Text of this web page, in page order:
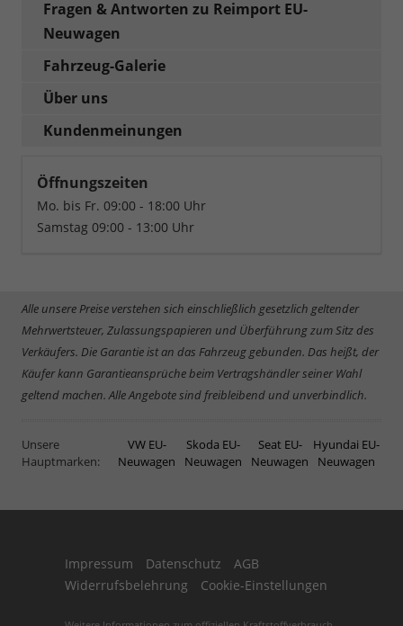
Fragen & Antworten zu Reimport EU-
Neuwagen
Fahrzeug-Galerie
Über uns
Kundenmeinungen
Öffnungszeiten
Mo. bis Fr. 09:00 - 18:00 Uhr
Samstag 09:00 - 13:00 Uhr
Alle unsere Preise verstehen sich einschließlich gesetzlich geltender
Mehrwertsteuer, Zulassungspapieren und Überführung zum Sitz des
Verkäufers. Die Garantie ist an das Fahrzeug gebunden. Das heißt, der
Käufer kann Garantieansprüche beim Vertragshändler seiner Wahl
geltend machen. Alle Angebote sind freibleibend und unverbindlich.
Unsere
Hauptmarken:
VW EU-
Neuwagen
Skoda EU-
Neuwagen
Seat EU-
Neuwagen
Hyundai EU-
Neuwagen
Impressum Datenschutz
AGB
Widerrufsbelehrung
Cookie-Einstellungen